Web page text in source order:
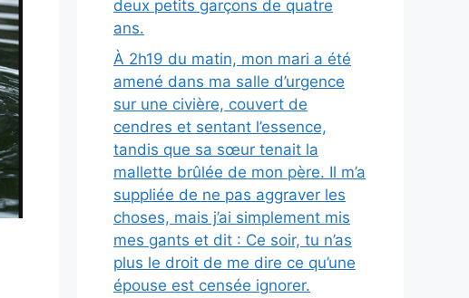
deux petits garçons de quatre
ans.
À 2h19 du matin, mon mari a été
amené dans ma salle d’urgence
sur une civière, couvert de
cendres et sentant l’essence,
tandis que sa sœur tenait la
mallette brûlée de mon père. Il m’a
suppliée de ne pas aggraver les
choses, mais j’ai simplement mis
mes gants et dit : Ce soir, tu n’as
plus le droit de me dire ce qu’une
épouse est censée ignorer.